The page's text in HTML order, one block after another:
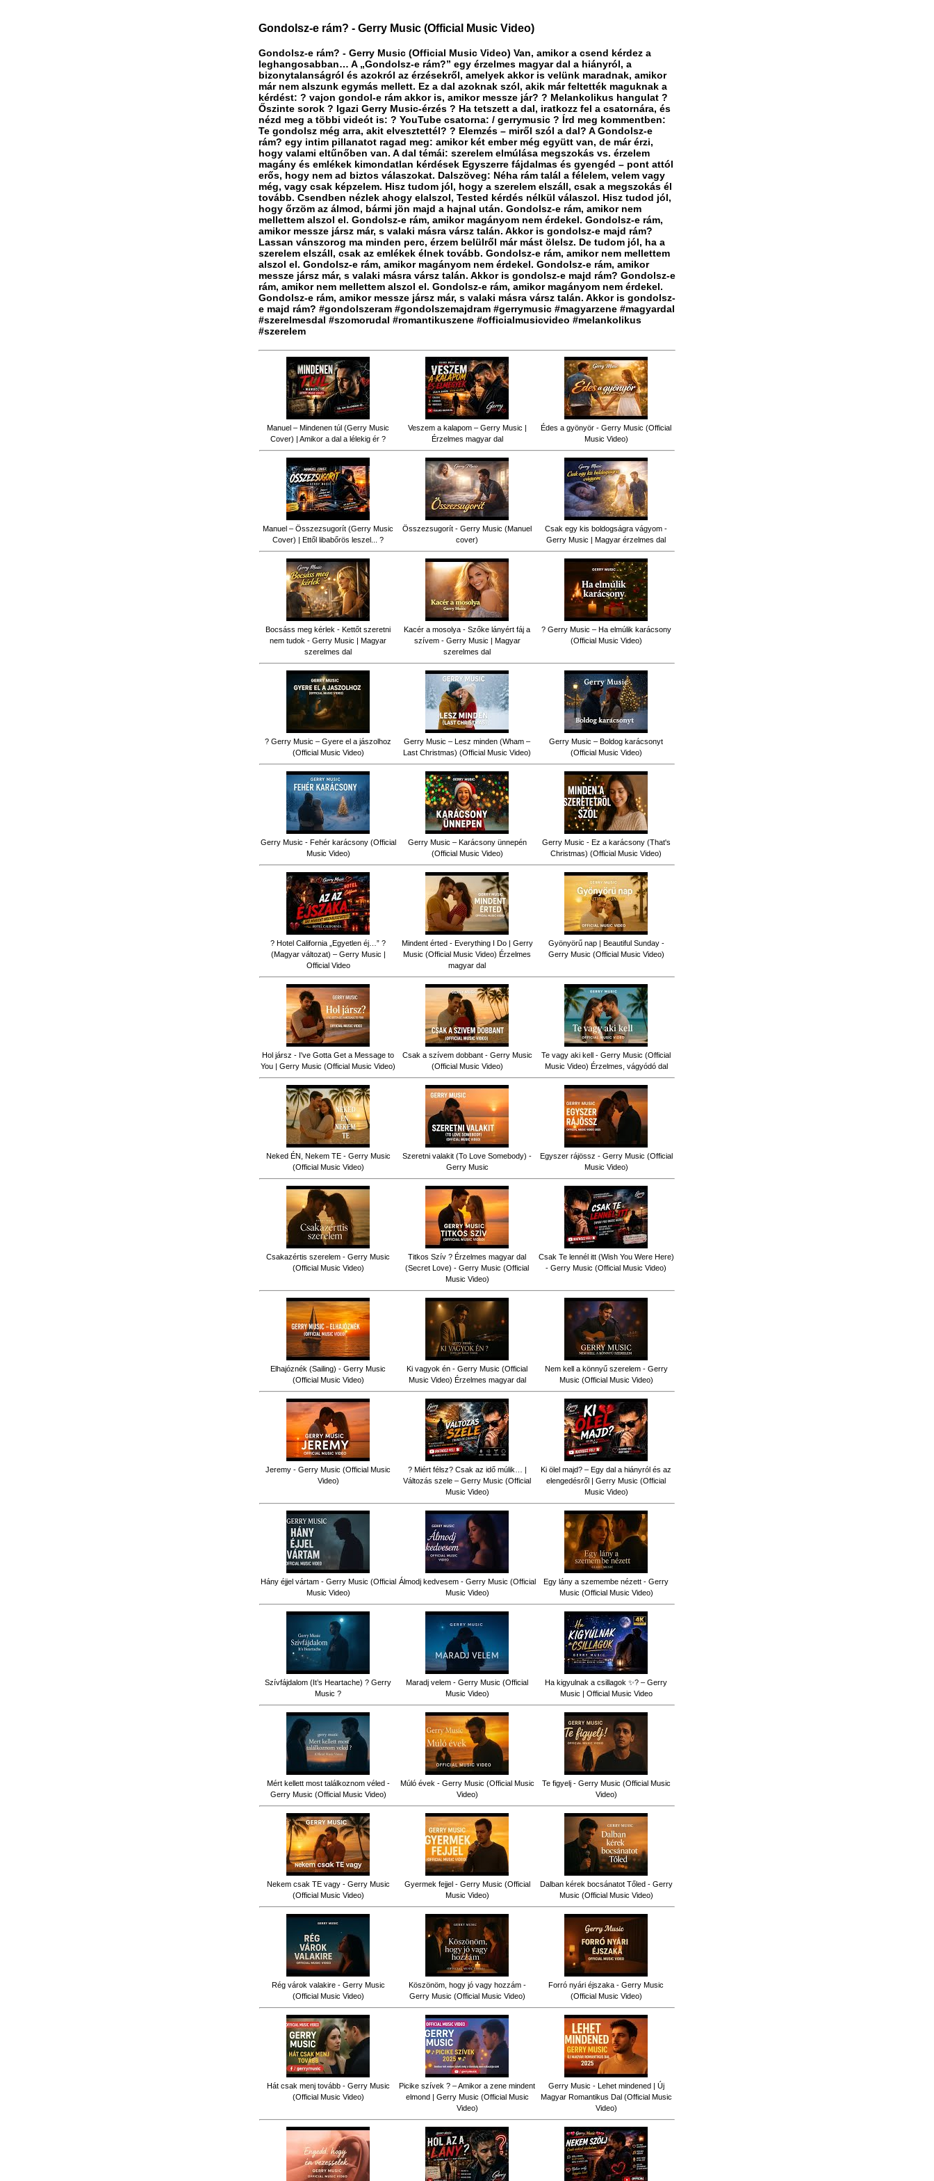
Gondolsz-e rám? - Gerry Music (Official Music Video)
Gondolsz-e rám? - Gerry Music (Official Music Video) Van, amikor a csend kérdez a
leghangosabban… A „Gondolsz-e rám?” egy érzelmes magyar dal a hiányról, a
bizonytalanságról és azokról az érzésekről, amelyek akkor is velünk maradnak, amikor
már nem alszunk egymás mellett. Ez a dal azoknak szól, akik már feltették maguknak a
kérdést: ? vajon gondol-e rám akkor is, amikor messze jár? ? Melankolikus hangulat ?
Őszinte sorok ? Igazi Gerry Music-érzés ? Ha tetszett a dal, iratkozz fel a csatornára, és
nézd meg a többi videót is: ? YouTube csatorna: / gerrymusic ? Írd meg kommentben:
Te gondolsz még arra, akit elvesztettél? ? Elemzés – miről szól a dal? A Gondolsz-e
rám? egy intim pillanatot ragad meg: amikor két ember még együtt van, de már érzi,
hogy valami eltűnőben van. A dal témái: szerelem elmúlása megszokás vs. érzelem
magány és emlékek kimondatlan kérdések Egyszerre fájdalmas és gyengéd – pont attól
erős, hogy nem ad biztos válaszokat. Dalszöveg: Néha rám talál a félelem, velem vagy
még, vagy csak képzelem. Hisz tudom jól, hogy a szerelem elszáll, csak a megszokás él
tovább. Csendben nézlek ahogy elalszol, Tested kérdés nélkül válaszol. Hisz tudod jól,
hogy őrzöm az álmod, bármi jön majd a hajnal után. Gondolsz-e rám, amikor nem
mellettem alszol el. Gondolsz-e rám, amikor magányom nem érdekel. Gondolsz-e rám,
amikor messze jársz már, s valaki másra vársz talán. Akkor is gondolsz-e majd rám?
Lassan vánszorog ma minden perc, érzem belülről már mást ölelsz. De tudom jól, ha a
szerelem elszáll, csak az emlékek élnek tovább. Gondolsz-e rám, amikor nem mellettem
alszol el. Gondolsz-e rám, amikor magányom nem érdekel. Gondolsz-e rám, amikor
messze jársz már, s valaki másra vársz talán. Akkor is gondolsz-e majd rám? Gondolsz-e
rám, amikor nem mellettem alszol el. Gondolsz-e rám, amikor magányom nem érdekel.
Gondolsz-e rám, amikor messze jársz már, s valaki másra vársz talán. Akkor is gondolsz-
e majd rám? #gondolszeram #gondolszemajdram #gerrymusic #magyarzene #magyardal
#szerelmesdal #szomorudal #romantikuszene #officialmusicvideo #melankolikus
#szerelem
Manuel – Mindenen túl (Gerry Music
Cover) | Amikor a dal a lélekig ér ?
Veszem a kalapom – Gerry Music |
Érzelmes magyar dal
Édes a gyönyör - Gerry Music (Official
Music Video)
Manuel – Összezsugorít (Gerry Music
Cover) | Ettől libabőrös leszel... ?
Összezsugorít - Gerry Music (Manuel
cover)
Csak egy kis boldogságra vágyom -
Gerry Music | Magyar érzelmes dal
Bocsáss meg kérlek - Kettőt szeretni
nem tudok - Gerry Music | Magyar
szerelmes dal
Kacér a mosolya - Szőke lányért fáj a
szívem - Gerry Music | Magyar
szerelmes dal
? Gerry Music – Ha elmúlik karácsony
(Official Music Video)
? Gerry Music – Gyere el a jászolhoz
(Official Music Video)
Gerry Music – Lesz minden (Wham –
Last Christmas) (Official Music Video)
Gerry Music – Boldog karácsonyt
(Official Music Video)
Gerry Music - Fehér karácsony (Official
Music Video)
Gerry Music – Karácsony ünnepén
(Official Music Video)
Gerry Music - Ez a karácsony (That's
Christmas) (Official Music Video)
? Hotel California „Egyetlen éj…” ?
(Magyar változat) – Gerry Music |
Official Video
Mindent érted - Everything I Do | Gerry
Music (Official Music Video) Érzelmes
magyar dal
Gyönyörű nap | Beautiful Sunday -
Gerry Music (Official Music Video)
Hol jársz - I've Gotta Get a Message to
You | Gerry Music (Official Music Video)
Csak a szívem dobbant - Gerry Music
(Official Music Video)
Te vagy aki kell - Gerry Music (Official
Music Video) Érzelmes, vágyódó dal
Neked ÉN, Nekem TE - Gerry Music
(Official Music Video)
Szeretni valakit (To Love Somebody) -
Gerry Music
Egyszer rájössz - Gerry Music (Official
Music Video)
Csakazértis szerelem - Gerry Music
(Official Music Video)
Titkos Szív ? Érzelmes magyar dal
(Secret Love) - Gerry Music (Official
Music Video)
Csak Te lennél itt (Wish You Were Here)
- Gerry Music (Official Music Video)
Elhajóznék (Sailing) - Gerry Music
(Official Music Video)
Ki vagyok én - Gerry Music (Official
Music Video) Érzelmes magyar dal
Nem kell a könnyű szerelem - Gerry
Music (Official Music Video)
Jeremy - Gerry Music (Official Music
Video)
? Miért félsz? Csak az idő múlik… |
Változás szele – Gerry Music (Official
Music Video)
Ki ölel majd? – Egy dal a hiányról és az
elengedésről | Gerry Music (Official
Music Video)
Hány éjjel vártam - Gerry Music (Official
Music Video)
Álmodj kedvesem - Gerry Music (Official
Music Video)
Egy lány a szemembe nézett - Gerry
Music (Official Music Video)
Szívfájdalom (It’s Heartache) ? Gerry
Music ?
Maradj velem - Gerry Music (Official
Music Video)
Ha kigyulnak a csillagok ✨? – Gerry
Music | Official Music Video
Mért kellett most találkoznom véled -
Gerry Music (Official Music Video)
Múló évek - Gerry Music (Official Music
Video)
Te figyelj - Gerry Music (Official Music
Video)
Nekem csak TE vagy - Gerry Music
(Official Music Video)
Gyermek fejjel - Gerry Music (Official
Music Video)
Dalban kérek bocsánatot Tőled - Gerry
Music (Official Music Video)
Rég várok valakire - Gerry Music
(Official Music Video)
Köszönöm, hogy jó vagy hozzám -
Gerry Music (Official Music Video)
Forró nyári éjszaka - Gerry Music
(Official Music Video)
Hát csak menj tovább - Gerry Music
(Official Music Video)
Picike szívek ? – Amikor a zene mindent
elmond | Gerry Music (Official Music
Video)
Gerry Music - Lehet mindened | Új
Magyar Romantikus Dal (Official Music
Video)